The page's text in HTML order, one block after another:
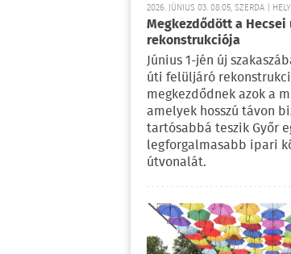
2026. JÚNIUS 03. 08:05, SZERDA |
Megkezdődött a
rekonstrukciója
Június 1-jén új
úti felüljáró
megkezdődnek azok a
amelyek hosszú távon
tartósabbá teszik Győr
legforgalmasabb ipari
útvonalát.